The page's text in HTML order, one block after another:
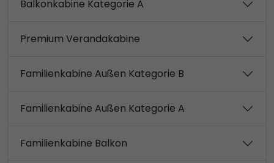
Balkonkabine Kategorie A
Premium Verandakabine
Familienkabine Außen Kategorie B
Familienkabine Außen Kategorie A
Familienkabine Balkon